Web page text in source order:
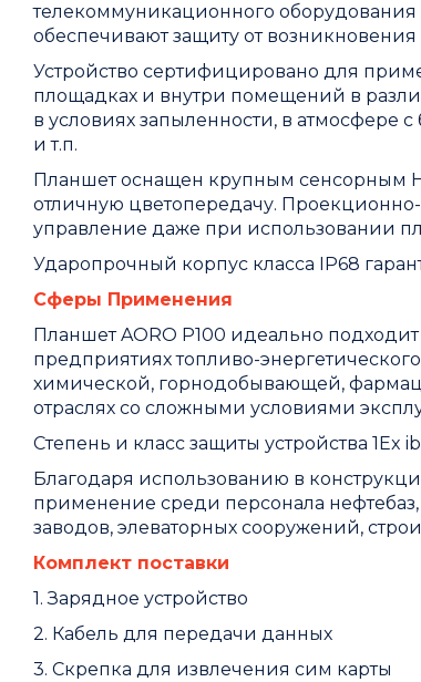
телекоммуникационного оборудования
обеспечивают защиту от
Устройство сертифицировано для
площадках и внутри помещений в
в условиях запыленности, в атмосфере
и т.п.
Планшет оснащен крупным сенсорным
отличную цветопередачу. Проекционно-
управление даже при использовании
Ударопрочный корпус класса IP68
Сферы Применения
Планшет AORO P100 идеально
предприятиях топливо-
химической, горнодобывающей,
отраслях со сложными условиями
Степень и класс защиты устройства 1Ex
Благодаря использованию в
применение среди персонала
заводов, элеваторных сооружений,
Комплект поставки
1. Зарядное устройство
2. Кабель для передачи данных
3. Скрепка для извлечения сим карты